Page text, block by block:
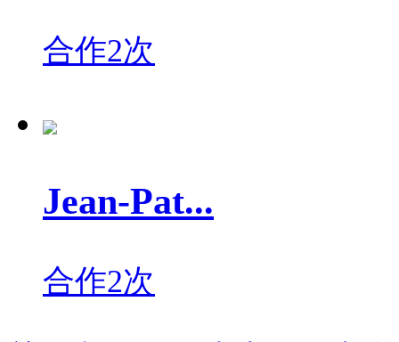
合作2次
Jean-Pat...
合作2次